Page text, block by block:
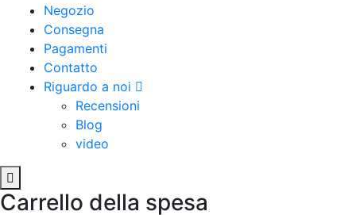
Negozio
Consegna
Pagamenti
Contatto
Riguardo a noi
Recensioni
Blog
video
Carrello della spesa